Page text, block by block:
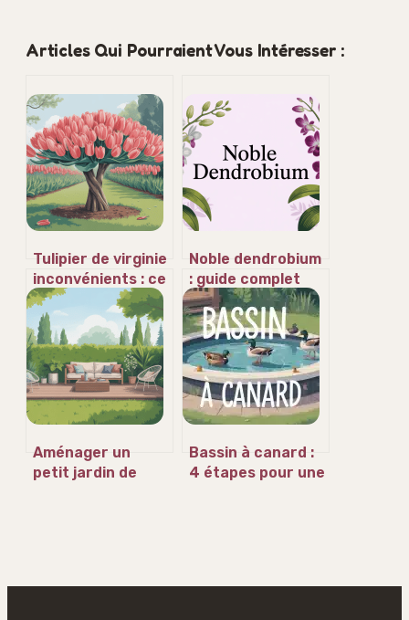
Articles Qui Pourraient Vous Intéresser :
Tulipier de virginie
inconvénients : ce
qu’il faut vraiment
savoir avant de
planter
Noble dendrobium
: guide complet
pour cultiver et
faire refleurir
cette orchidée
Aménager un
petit jardin de
Bassin à canard :
4 étapes pour une